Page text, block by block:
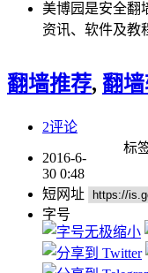
美博园是安全翻
资讯、软件及教
翻墙推荐, 翻
2评论
标
2016-6-
30 0:48
短网址
字号